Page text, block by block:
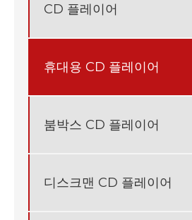
CD 플레이어
휴대용 CD 플레이어
붐박스 CD 플레이어
디스크맨 CD 플레이어